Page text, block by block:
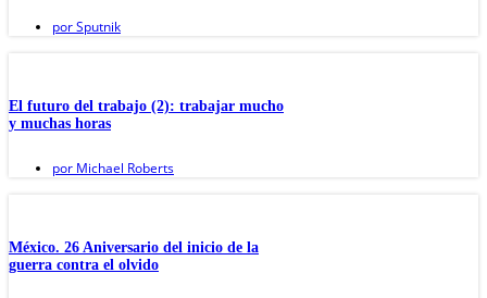
porSputnik
El futuro del trabajo (2): trabajar mucho
y muchas horas
por Michael Roberts
México. 26 Aniversario del inicio de la
guerra contra el olvido